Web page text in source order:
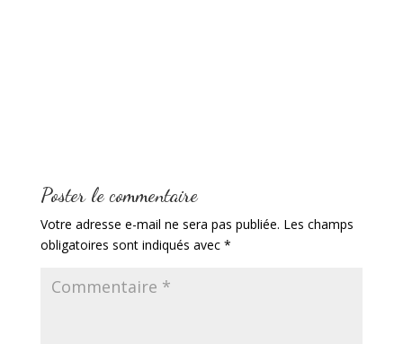
Poster le commentaire
Votre adresse e-mail ne sera pas publiée. Les champs
obligatoires sont indiqués avec *